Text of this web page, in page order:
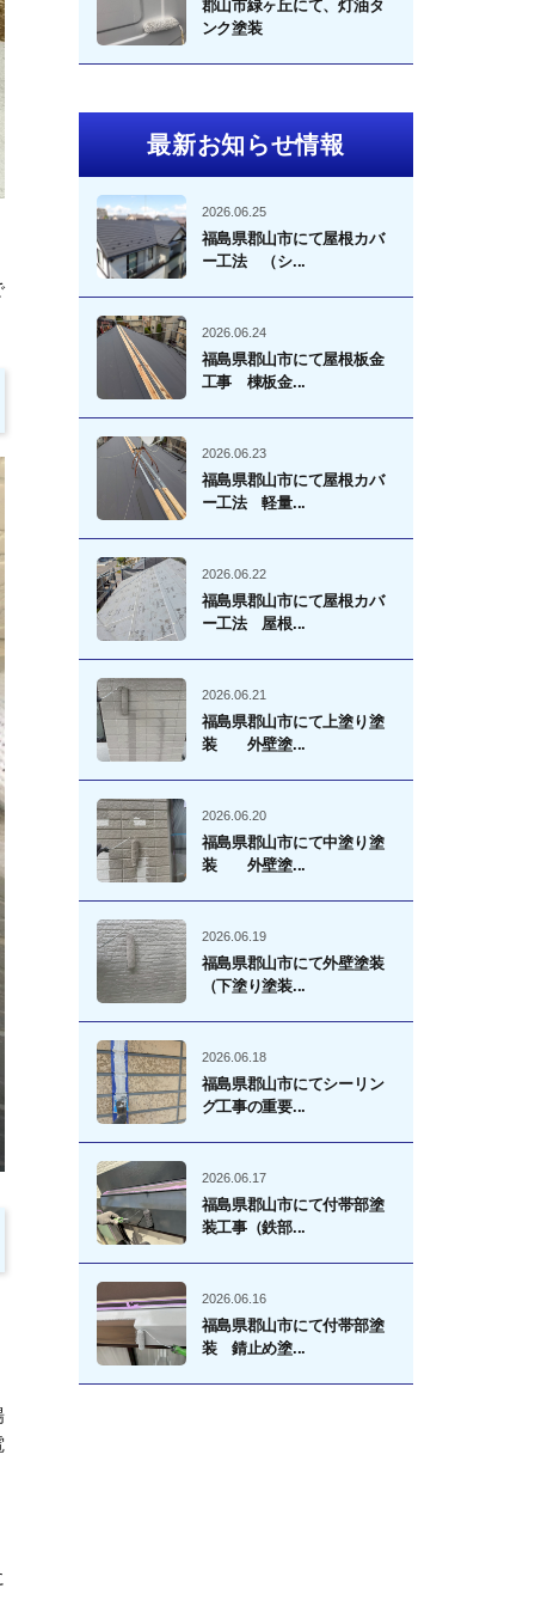
郡山市緑ヶ丘にて、灯油タ
ンク塗装
最新お知らせ情報
2026.06.25
福島県郡山市にて屋根カバ
ー工法 （シ...
2026.06.24
福島県郡山市にて屋根板金
工事 棟板金...
2026.06.23
福島県郡山市にて屋根カバ
ー工法 軽量...
2026.06.22
福島県郡山市にて屋根カバ
ー工法 屋根...
2026.06.21
福島県郡山市にて上塗り塗
装 外壁塗...
2026.06.20
福島県郡山市にて中塗り塗
装 外壁塗...
2026.06.19
福島県郡山市にて外壁塗装
（下塗り塗装...
2026.06.18
福島県郡山市にてシーリン
グ工事の重要...
2026.06.17
福島県郡山市にて付帯部塗
装工事（鉄部...
2026.06.16
福島県郡山市にて付帯部塗
装 錆止め塗...